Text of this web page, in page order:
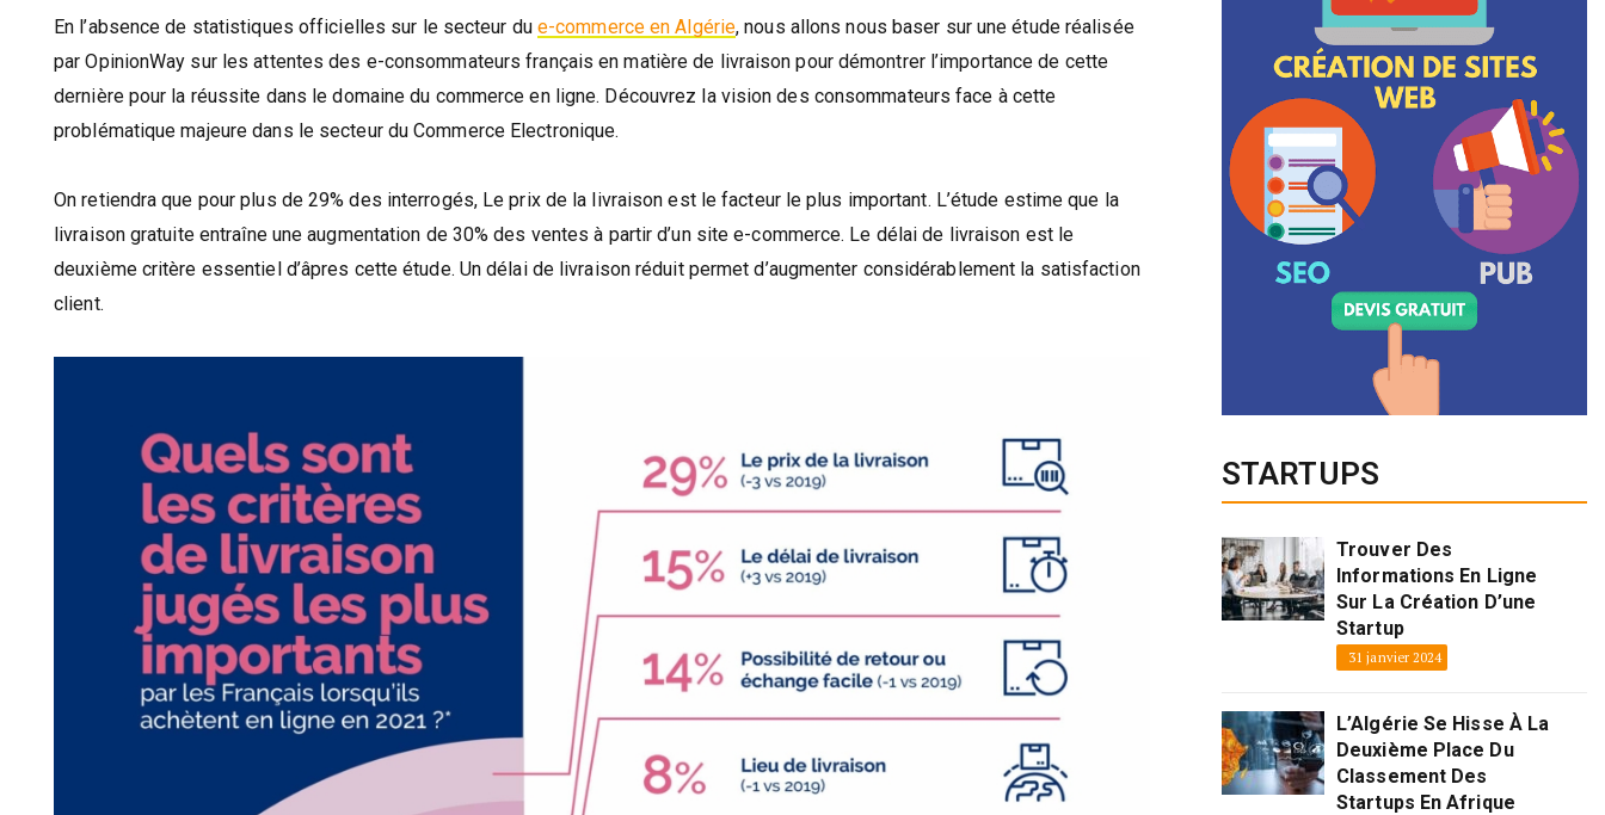
En l’absence de statistiques officielles sur le secteur du e-commerce en Algérie, nous allons nous baser sur une étude réalisée
par OpinionWay sur les attentes des e-consommateurs français en matière de livraison pour démontrer l’importance de cette
dernière pour la réussite dans le domaine du commerce en ligne. Découvrez la vision des consommateurs face à cette
problématique majeure dans le secteur du Commerce Electronique.
On retiendra que pour plus de 29% des interrogés, Le prix de la livraison est le facteur le plus important. L’étude estime que la
livraison gratuite entraîne une augmentation de 30% des ventes à partir d’un site e-commerce. Le délai de livraison est le
deuxième critère essentiel d’âpres cette étude. Un délai de livraison réduit permet d’augmenter considérablement la satisfaction
client.
STARTUPS
Trouver Des
Informations En Ligne
Sur La Création D’une
Startup
31 janvier 2024
L’Algérie Se Hisse À La
Deuxième Place Du
Classement Des
Startups En Afrique